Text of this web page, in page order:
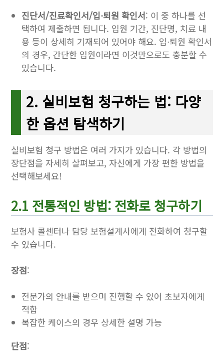
진단서/진료확인서/입⋅퇴원 확인서: 이 중 하나를 선
택하여 제출하면 됩니다. 입원 기간, 진단명, 치료 내
용 등이 상세히 기재되어 있어야 해요. 입⋅퇴원 확인서
의 경우, 간단한 입원이라면 이것만으로도 충분할 수
있습니다.
2. 실비보험 청구하는 법: 다양
한 옵션 탐색하기
실비보험 청구 방법은 여러 가지가 있습니다. 각 방법의
장단점을 자세히 살펴보고, 자신에게 가장 편한 방법을
선택해보세요!
2.1 전통적인 방법: 전화로 청구하기
보험사 콜센터나 담당 보험설계사에게 전화하여 청구할
수 있습니다.
장점:
전문가의 안내를 받으며 진행할 수 있어 초보자에게
적합
복잡한 케이스의 경우 상세한 설명 가능
단점: